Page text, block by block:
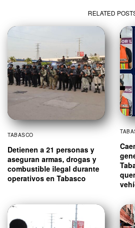
RELATED
TABASCO
Detienen a 21 personas y
aseguran armas, drogas y
combustible ilegal durante
operativos en Tabasco